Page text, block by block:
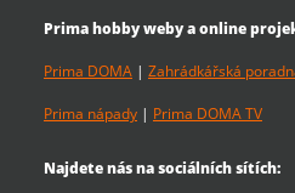
Prima hobby weby a online
Prima DOMA | Zahrádkářská
Prima nápady | Prima DOMA TV
Najdete nás na sociálních sítích: